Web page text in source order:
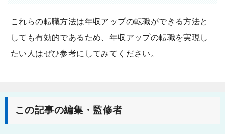
これらの転職方法は年収アップの転職ができる方法と
しても有効的であるため、年収アップの転職を実現し
たい人はぜひ参考にしてみてください。
この記事の編集・監修者